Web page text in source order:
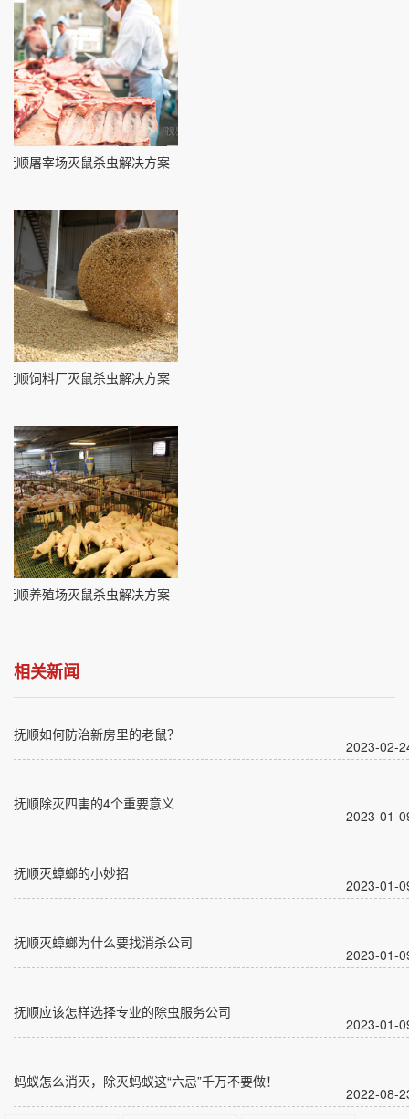
抚顺屠宰场灭鼠杀虫解决方案
抚顺饲料厂灭鼠杀虫解决方案
抚顺养殖场灭鼠杀虫解决方案
相关新闻
抚顺如何防治新房里的老鼠？
2023-02-
抚顺除灭四害的4个重要意义
2023-01-
抚顺灭蟑螂的小妙招
2023-01-
抚顺灭蟑螂为什么要找消杀公司
2023-01-
抚顺应该怎样选择专业的除虫服务公司
2023-01-
蚂蚁怎么消灭，除灭蚂蚁这“六忌”千万不要做！
2022-08-